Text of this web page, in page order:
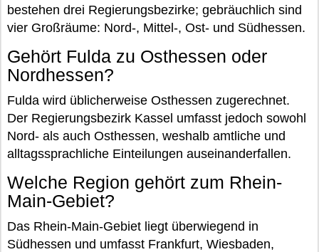
bestehen drei Regierungsbezirke; gebräuchlich sind
vier Großräume: Nord-, Mittel-, Ost- und Südhessen.
Gehört Fulda zu Osthessen oder
Nordhessen?
Fulda wird üblicherweise Osthessen zugerechnet.
Der Regierungsbezirk Kassel umfasst jedoch sowohl
Nord- als auch Osthessen, weshalb amtliche und
alltagssprachliche Einteilungen auseinanderfallen.
Welche Region gehört zum Rhein-
Main-Gebiet?
Das Rhein-Main-Gebiet liegt überwiegend in
Südhessen und umfasst Frankfurt, Wiesbaden,